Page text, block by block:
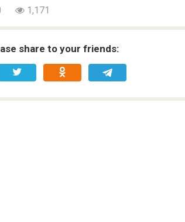
1,171
share to your friends: